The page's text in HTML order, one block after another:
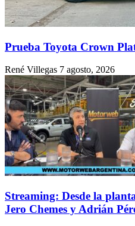
Prueba Toyota Crown
René Villegas 7 agosto, 2026
Streaming: Desde la
Jero Chemes y Adrián